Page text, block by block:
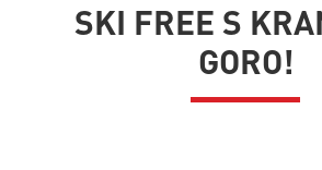
SKI FREE S
GORO!